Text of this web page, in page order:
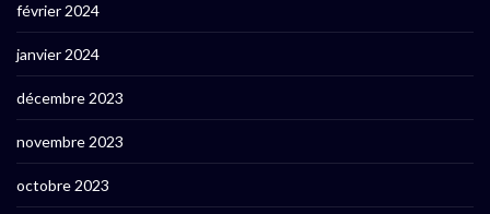
février 2024
janvier 2024
décembre 2023
novembre 2023
octobre 2023